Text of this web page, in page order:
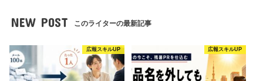
NEW POST このライターの最新記事
広報スキルUP 広報スキルUP